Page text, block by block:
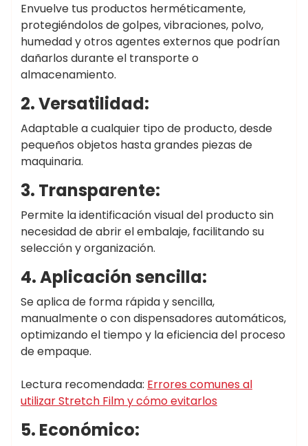
Envuelve tus productos herméticamente,
protegiéndolos de golpes, vibraciones, polvo,
humedad y otros agentes externos que podrían
dañarlos durante el transporte o
almacenamiento.
2. Versatilidad:
Adaptable a cualquier tipo de producto, desde
pequeños objetos hasta grandes piezas de
maquinaria.
3. Transparente:
Permite la identificación visual del producto sin
necesidad de abrir el embalaje, facilitando su
selección y organización.
4. Aplicación sencilla:
Se aplica de forma rápida y sencilla,
manualmente o con dispensadores automáticos,
optimizando el tiempo y la eficiencia del proceso
de empaque.
Lectura recomendada: Errores comunes al
utilizar Stretch Film y cómo evitarlos
5. Económico: